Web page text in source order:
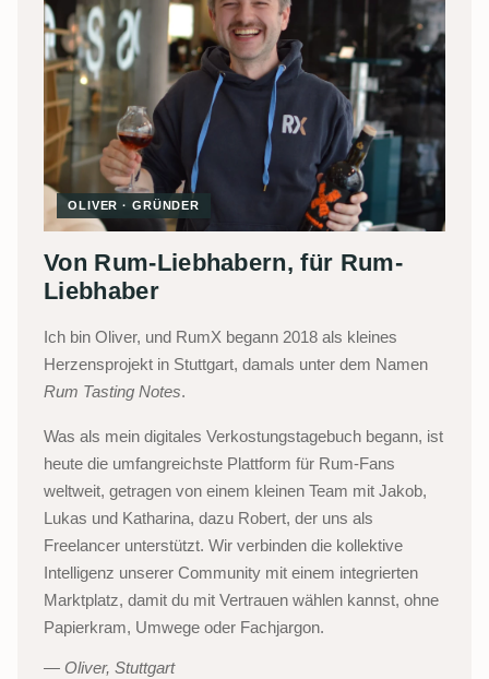
OLIVER · GRÜNDER
Von Rum-Liebhabern, für Rum-
Liebhaber
Ich bin Oliver, und RumX begann 2018 als kleines
Herzensprojekt in Stuttgart, damals unter dem Namen
Rum Tasting Notes.
Was als mein digitales Verkostungstagebuch begann, ist
heute die umfangreichste Plattform für Rum-Fans
weltweit, getragen von einem kleinen Team mit Jakob,
Lukas und Katharina, dazu Robert, der uns als
Freelancer unterstützt. Wir verbinden die kollektive
Intelligenz unserer Community mit einem integrierten
Marktplatz, damit du mit Vertrauen wählen kannst, ohne
Papierkram, Umwege oder Fachjargon.
Oliver, Stuttgart